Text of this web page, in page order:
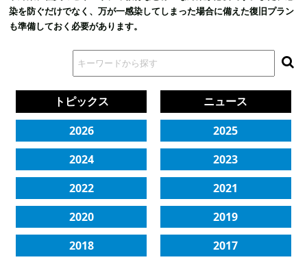
染を防ぐだけでなく、万が一感染してしまった場合に備えた復旧プラン
も準備しておく必要があります。
トピックス
ニュース
2026
2025
2024
2023
2022
2021
2020
2019
2018
2017